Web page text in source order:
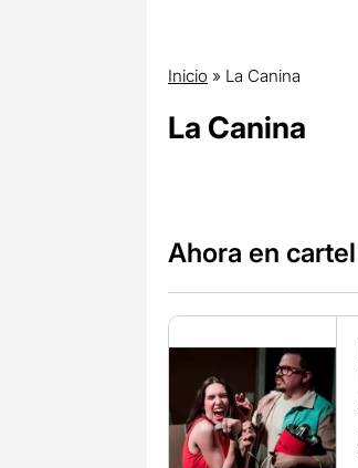
Inicio » La Canina
La Canina
Ahora en cartel